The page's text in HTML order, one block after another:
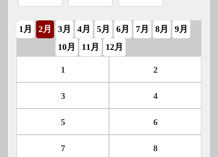
1月 2月 3月 4月 5月 6月 7月 8月
9月
10月
11月 12月
1 2
3 4
5 6
7 8